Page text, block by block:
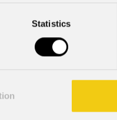
Statistics
Newsletter